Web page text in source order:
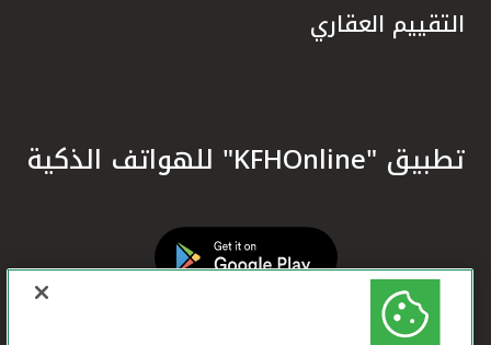
التقييم العقاري
تطبيق "KFHOnline" للهواتف الذكية